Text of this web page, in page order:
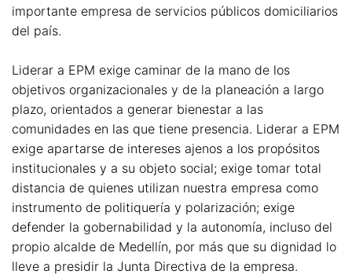
importante empresa de servicios públicos domiciliarios
del país.
Liderar a EPM exige caminar de la mano de los
objetivos organizacionales y de la planeación a largo
plazo, orientados a generar bienestar a las
comunidades en las que tiene presencia. Liderar a EPM
exige apartarse de intereses ajenos a los propósitos
institucionales y a su objeto social; exige tomar total
distancia de quienes utilizan nuestra empresa como
instrumento de politiquería y polarización; exige
defender la gobernabilidad y la autonomía, incluso del
propio alcalde de Medellín, por más que su dignidad lo
lleve a presidir la Junta Directiva de la empresa.